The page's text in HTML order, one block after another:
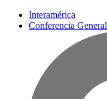
Interamérica
Conferencia General